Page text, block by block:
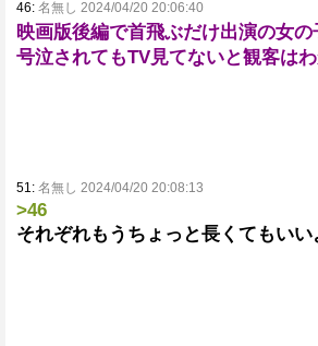
46: 名無し 2024/04/20 20:06:40
映画版後編で首飛ぶだけ出演の女
号泣されてもTV見てないと観客は
51: 名無し 2024/04/20 20:08:13
>46
それぞれもうちょっと長くてもいい